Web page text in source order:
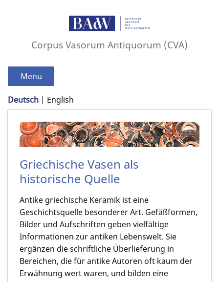
Corpus Vasorum Antiquorum (CVA)
Menu
Deutsch English
Griechische Vasen als
historische Quelle
Antike griechische Keramik ist eine
Geschichtsquelle besonderer Art. Gefäßformen,
Bilder und Aufschriften geben vielfältige
Informationen zur antiken Lebenswelt. Sie
ergänzen die schriftliche Überlieferung in
Bereichen, die für antike Autoren oft kaum der
Erwähnung wert waren, und bilden eine